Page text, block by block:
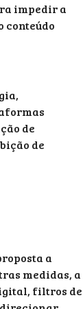
impedir a
conteúdo
de
de
a
medidas, a
filtros de